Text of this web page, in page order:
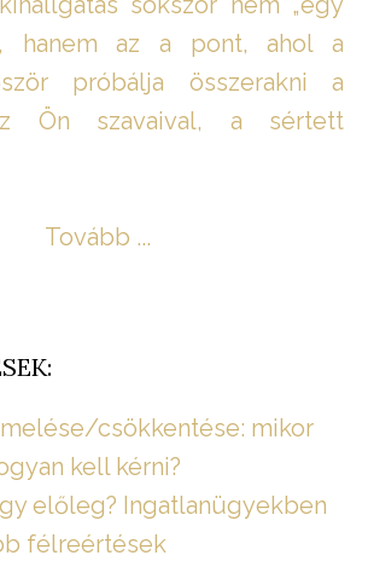
hanem az a pont, ahol a
próbálja összerakni a
Ön szavaival, a sértett
Tovább ...
csökkentése: mikor
kell kérni?
előleg? Ingatlanügyekben
félreértések